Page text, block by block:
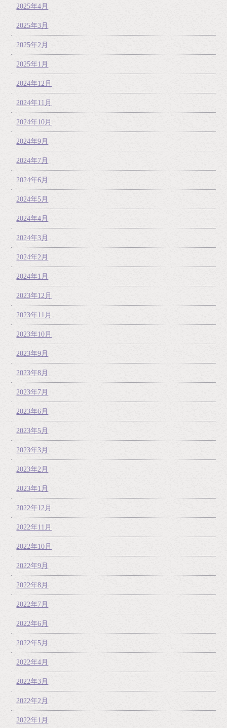
2025年4月
2025年3月
2025年2月
2025年1月
2024年12月
2024年11月
2024年10月
2024年9月
2024年7月
2024年6月
2024年5月
2024年4月
2024年3月
2024年2月
2024年1月
2023年12月
2023年11月
2023年10月
2023年9月
2023年8月
2023年7月
2023年6月
2023年5月
2023年3月
2023年2月
2023年1月
2022年12月
2022年11月
2022年10月
2022年9月
2022年8月
2022年7月
2022年6月
2022年5月
2022年4月
2022年3月
2022年2月
2022年1月